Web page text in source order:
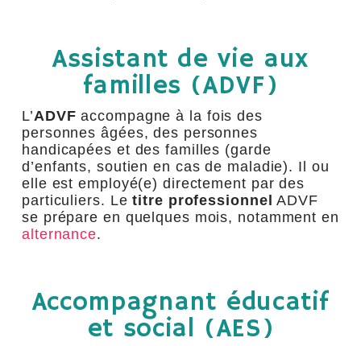
Assistant de vie aux
familles (ADVF)
L’ADVF accompagne à la fois des
personnes âgées, des personnes
handicapées et des familles (garde
d’enfants, soutien en cas de maladie). Il ou
elle est employé(e) directement par des
particuliers. Letitre professionnel ADVF
se prépare en quelques mois, notamment en
alternance.
Accompagnant éducatif
et social (AES)